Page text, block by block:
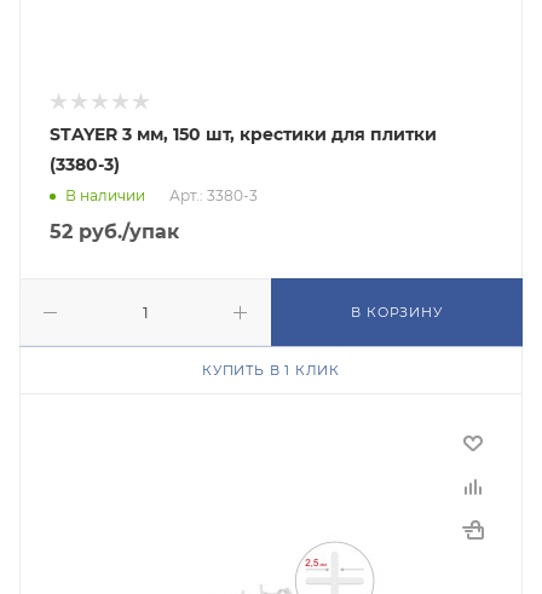
STAYER 3 мм, 150 шт, крестики для плитки
(3380-3)
В наличии Арт.: 3380-3
52 руб./упак
В КОРЗИНУ
КУПИТЬ В 1 КЛИК